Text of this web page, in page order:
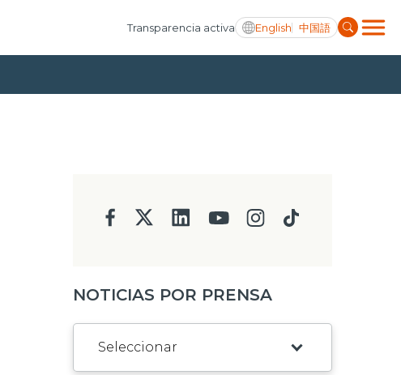
Transparencia activa English 中国語
NOTICIAS POR PRENSA